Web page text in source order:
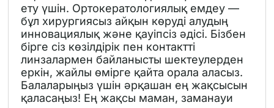
ету үшін. Ортокератологиялық емдеу —
бұл хирургиясыз айқын көруді алудың
инновациялық және қауіпсіз әдісі. Бізбен
бірге сіз көзілдірік пен контактті
линзалармен байланысты шектеулерден
еркін, жайлы өмірге қайта орала аласыз.
Балаларыңыз үшін әрқашан ең жақсысын
қаласаңыз! Ең жақсы маман, заманауи